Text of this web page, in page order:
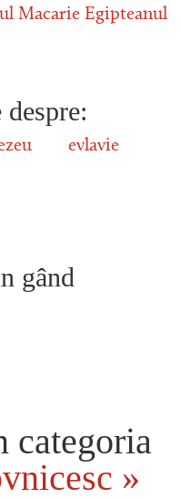
Macarie Egipteanul
evlavie
gând
categoria
»